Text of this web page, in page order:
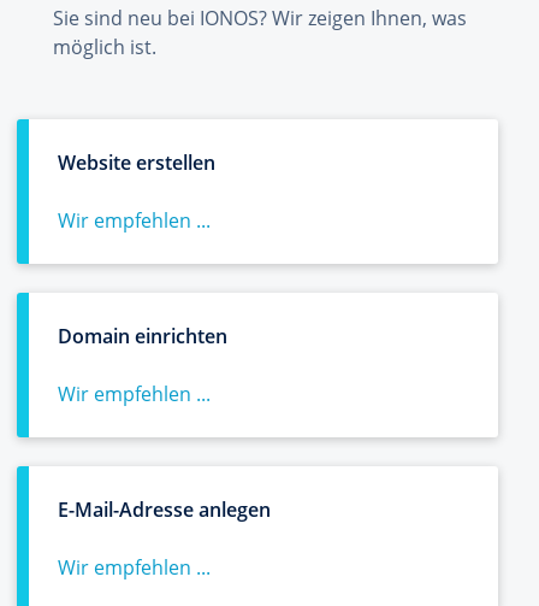
Sie sind neu bei IONOS? Wir zeigen Ihnen, was
möglich ist.
Website erstellen
Wir empfehlen ...
Domain einrichten
Wir empfehlen ...
E-Mail-Adresse anlegen
Wir empfehlen ...